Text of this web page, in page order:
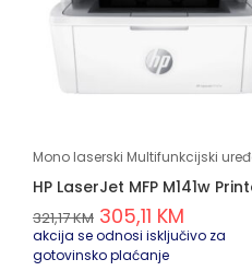
Mono laserski Multifunkcijski
HP LaserJet MFP M141w
321,17KM 305,11 KM
akcija se odnosi isključivo za
gotovinsko plaćanje